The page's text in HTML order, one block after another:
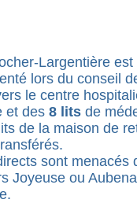
Largentière
lors du conseil
le centre
et des8 lits de
de la maison de
sont menacés
Joyeuse ou